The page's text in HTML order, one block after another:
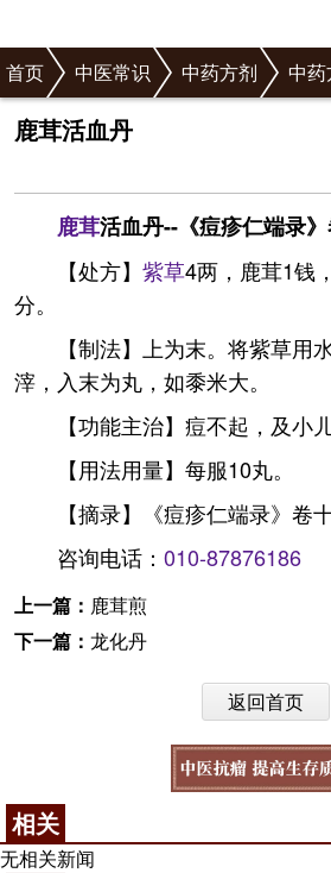
首页 中医常识 中药方剂 中
鹿茸活血丹
鹿茸活血丹--《痘疹仁端录
【处方】 紫草4两，鹿茸1钱
分。
【制法】上为末。将紫草用
滓，入末为丸，如黍米大。
【功能主治】痘不起，及小
【用法用量】每服10丸。
【摘录】《痘疹仁端录》卷
咨询电话： 010-87876186
上一篇： 鹿茸煎
下一篇： 龙化丹
返回首页
相关
无相关新闻